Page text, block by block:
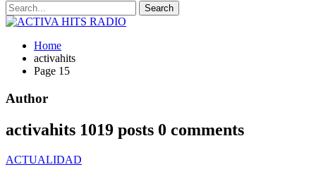
Home
activahits
Page 15
Author
activahits 1019 posts 0 comments
ACTUALIDAD